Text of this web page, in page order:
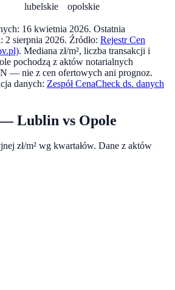
lubelskie opolskie
16 kwietnia 2026. Ostatnia
2 sierpnia 2026. Źródło: Rejestr Cen
. Mediana zł/m², liczba transakcji i
pochodzą z aktów notarialnych
— nie z cen ofertowych ani prognoz.
danych: Zespół CenaCheck ds. danych
—Lublin vs Opole
zł/m² wg kwartałów. Dane z aktów